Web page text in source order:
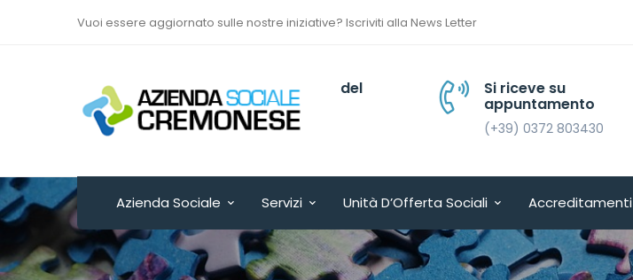
Vuoi essere aggiornato sulle nostre iniziative? Iscriviti alla News Letter
Via Sant’Antonio del
Fuoco n. 9/A
Cremona - ITALY
Si riceve su
appuntamento
(+39) 0372 803430
Azienda Sociale Servizi Unità D’Offerta Sociali Accreditamenti